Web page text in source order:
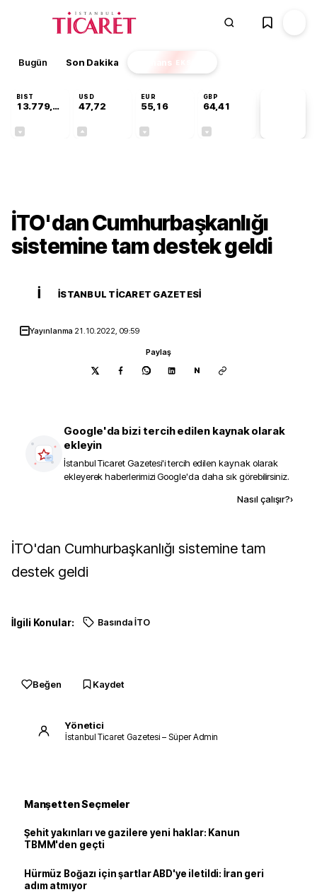
Bugün Son Dakika Finans EKSTRA
BIST
13.779,39
USD
47,72
EUR
55,16
GBP
64,41
İTO'dan Cumhurbaşkanlığı
sistemine tam destek geldi
İ İSTANBUL TICARET GAZETESI
Yayınlanma 21.10.2022, 09:59
Paylaş
N
Google'da bizi tercih edilen kaynak olarak
ekleyin
İstanbul Ticaret Gazetesi'i tercih edilen kaynak olarak
ekleyerek haberlerimizi Google'da daha sık görebilirsiniz.
Nasıl çalışır?›
İTO'dan Cumhurbaşkanlığı sistemine tam
destek geldi
İlgili Konular: Basında İTO
Beğen Kaydet
Yönetici
İstanbul Ticaret Gazetesi – Süper Admin
Manşetten Seçmeler
Şehit yakınları ve gazilere yeni haklar: Kanun
TBMM'den geçti
Hürmüz Boğazı için şartlar ABD'ye iletildi: İran geri
adım atmıyor